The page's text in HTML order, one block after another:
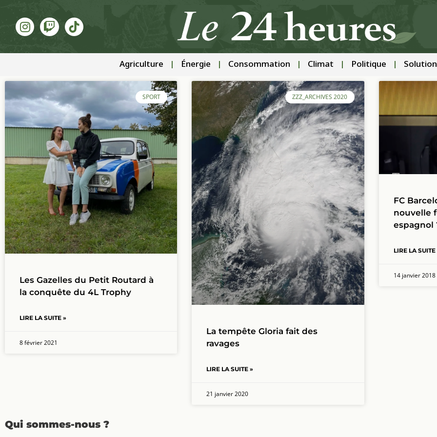
Agriculture Énergie Consommation Climat Politique Solution
SPORT
Les Gazelles du Petit Routard à
la conquête du 4L Trophy
LIRE LA SUITE »
8 février 2021
ZZZ_ARCHIVES 2020
La tempête Gloria fait des
ravages
LIRE LA SUITE »
21 janvier 2020
FC
nouvelle
espagnol
LIRE LA SUITE
14 janvier 2018
Qui sommes-nous ?